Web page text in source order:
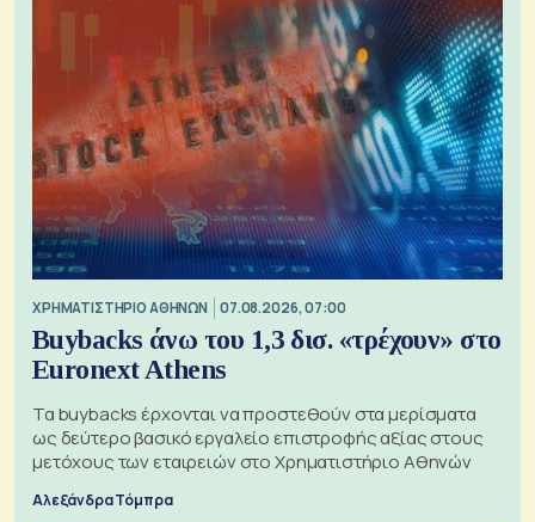
XΡΗΜΑΤΙΣΤΗΡΙΟ ΑΘΗΝΩΝ 07.08.2026, 07:00
Buybacks άνω του 1,3 δισ. «τρέχουν» στο
Euronext Athens
Τα buybacks έρχονται να προστεθούν στα μερίσματα
ως δεύτερο βασικό εργαλείο επιστροφής αξίας στους
μετόχους των εταιρειών στο Χρηματιστήριο Αθηνών
Αλεξάνδρα Τόμπρα